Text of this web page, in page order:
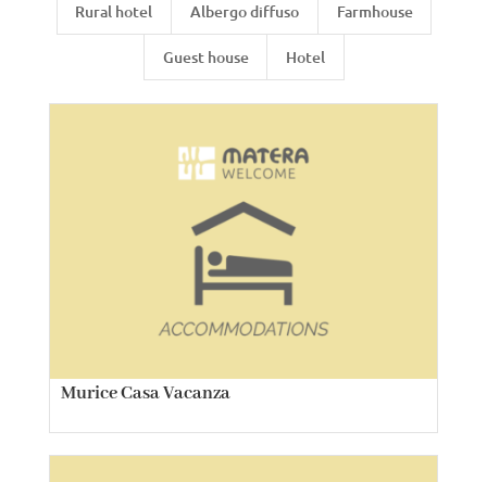
Rural hotel Albergo diffuso Farmhouse
Guest house Hotel
Murice Casa Vacanza